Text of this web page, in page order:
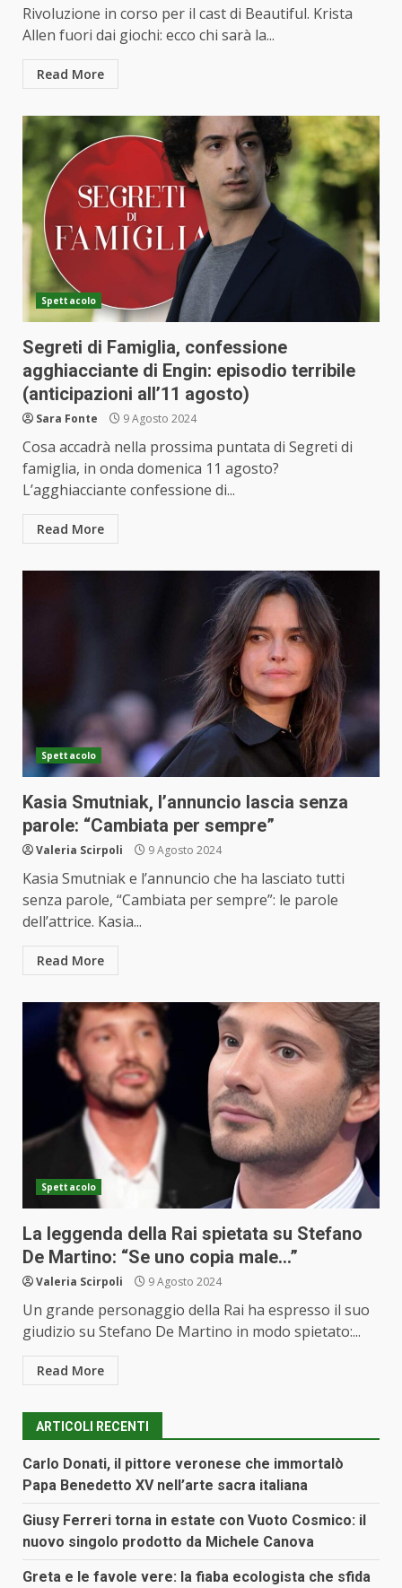
Rivoluzione in corso per il cast di Beautiful. Krista
Allen fuori dai giochi: ecco chi sarà la...
Read More
Spettacolo
Segreti di Famiglia, confessione
agghiacciante di Engin: episodio terribile
(anticipazioni all’11 agosto)
Sara Fonte 9 Agosto 2024
Cosa accadrà nella prossima puntata di Segreti di
famiglia, in onda domenica 11 agosto?
L’agghiacciante confessione di...
Read More
Spettacolo
Kasia Smutniak, l’annuncio lascia senza
parole: “Cambiata per sempre”
Valeria Scirpoli 9 Agosto 2024
Kasia Smutniak e l’annuncio che ha lasciato tutti
senza parole, “Cambiata per sempre”: le parole
dell’attrice. Kasia...
Read More
Spettacolo
La leggenda della Rai spietata su Stefano
De Martino: “Se uno copia male…”
Valeria Scirpoli 9 Agosto 2024
Un grande personaggio della Rai ha espresso il suo
giudizio su Stefano De Martino in modo spietato:...
Read More
ARTICOLI RECENTI
Carlo Donati, il pittore veronese che immortalò
Papa Benedetto XV nell’arte sacra italiana
Giusy Ferreri torna in estate con Vuoto Cosmico: il
nuovo singolo prodotto da Michele Canova
Greta e le favole vere: la fiaba ecologista che sfida